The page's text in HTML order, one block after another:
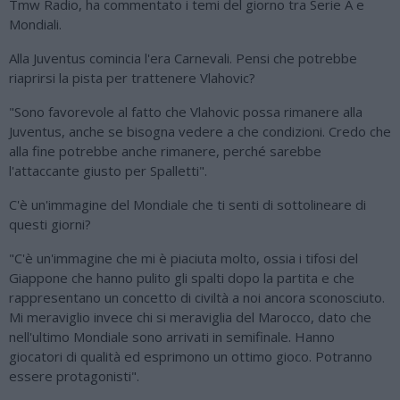
Tmw Radio, ha commentato i temi del giorno tra Serie A e
Mondiali.
Alla Juventus comincia l'era Carnevali. Pensi che potrebbe
riaprirsi la pista per trattenere Vlahovic?
"Sono favorevole al fatto che Vlahovic possa rimanere alla
Juventus, anche se bisogna vedere a che condizioni. Credo che
alla fine potrebbe anche rimanere, perché sarebbe
l'attaccante giusto per Spalletti".
C'è un'immagine del Mondiale che ti senti di sottolineare di
questi giorni?
"C'è un'immagine che mi è piaciuta molto, ossia i tifosi del
Giappone che hanno pulito gli spalti dopo la partita e che
rappresentano un concetto di civiltà a noi ancora sconosciuto.
Mi meraviglio invece chi si meraviglia del Marocco, dato che
nell'ultimo Mondiale sono arrivati in semifinale. Hanno
giocatori di qualità ed esprimono un ottimo gioco. Potranno
essere protagonisti".